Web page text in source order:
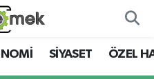
SİYASET ÖZEL